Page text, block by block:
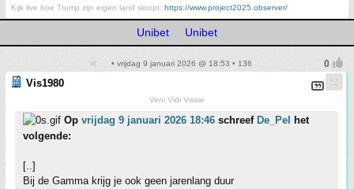
Kijk live hoe Trump zijn eigen land sloopt: https://www.project2025.observer/
Unibet Unibet
• vrijdag 9 januari 2026 @ 18:53 • 136
Vis1980
Veni Vidi Vissie
Op vrijdag 9 januari 2026 18:46 schreef De_Pel
het
volgende:
[..]
Bij de Gamma krijg je ook geen jarenlang duur